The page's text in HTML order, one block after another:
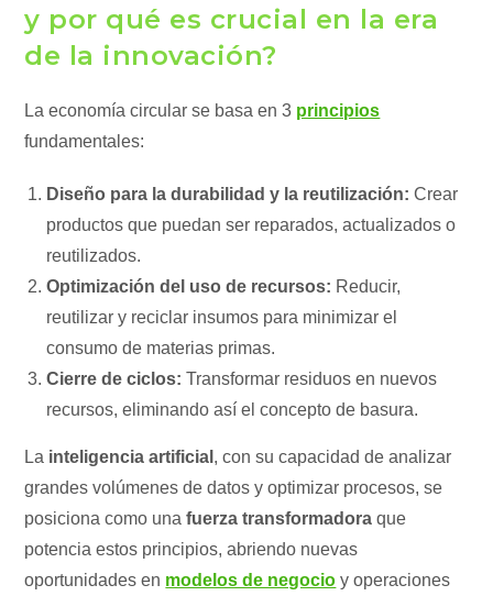
y por qué es crucial en la era
de la innovación?
La economía circular se basa en 3 principios
fundamentales:
Diseño para la durabilidad y la reutilización: Crear
productos que puedan ser reparados, actualizados o
reutilizados.
Optimización del uso de recursos: Reducir,
reutilizar y reciclar insumos para minimizar el
consumo de materias primas.
Cierre de ciclos: Transformar residuos en nuevos
recursos, eliminando así el concepto de basura.
La inteligencia artificial , con su capacidad de analizar
grandes volúmenes de datos y optimizar procesos, se
posiciona como unafuerza transformadora que
potencia estos principios, abriendo nuevas
oportunidades en modelos de negocio y operaciones